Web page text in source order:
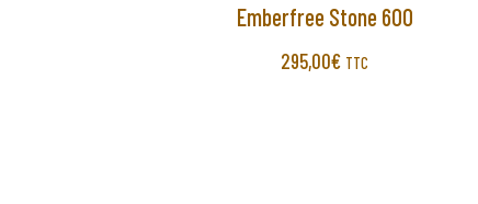
Emberfree Stone 600
295,00€ TTC